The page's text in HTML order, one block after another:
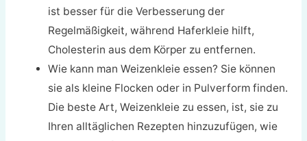
ist besser für die Verbesserung der
Regelmäßigkeit, während Haferkleie hilft,
Cholesterin aus dem Körper zu entfernen.
Wie kann man Weizenkleie essen? Sie können
sie als kleine Flocken oder in Pulverform finden.
Die beste Art, Weizenkleie zu essen, ist, sie zu
Ihren alltäglichen Rezepten hinzuzufügen, wie